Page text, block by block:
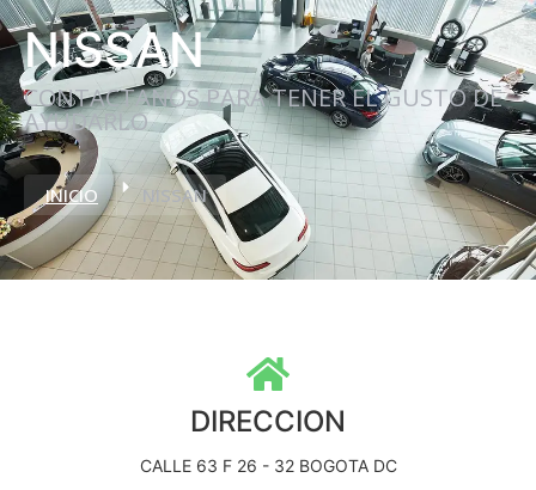
NISSAN
CONTACTANOS PARA TENER EL GUSTO DE
AYUDARLO
INICIO NISSAN
DIRECCION
CALLE 63 F 26 - 32 BOGOTA DC